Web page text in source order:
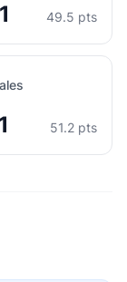
49.5 pts
51.2 pts